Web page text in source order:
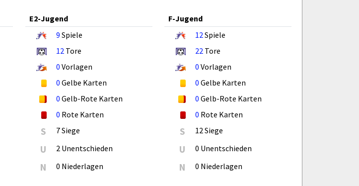
E2-Jugend
9 Spiele
12Tore
0 Vorlagen
0 Gelbe Karten
0 Gelb-Rote Karten
0 Rote Karten
S 7 Siege
U 2 Unentschieden
N 0 Niederlagen
F-Jugend
12Spiele
22 Tore
0 Vorlagen
0 Gelbe Karten
0 Gelb-Rote Karten
0 Rote Karten
S 12 Siege
U 0 Unentschieden
N 0 Niederlagen